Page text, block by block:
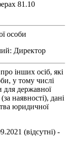
81.10
особи
Директор
інших осіб, які
у тому числі
для державної
наявності), дані
юридичної
(відсутні) -